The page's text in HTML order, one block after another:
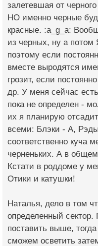
залетевшая от
НО именно черные
красные. :a_g_a:
из черных, ну а потом
поэтому если
вместе выродятся
грозит, если
др. У меня сейчас
пока не определен -
их я планирую
всеми: Блэки - А,
соответственно куча
черненьких. А в
Кстати в роддоме у
Отики и катушки!
Наталья, дело в том
определенный
поставить выше,
сможем осветить